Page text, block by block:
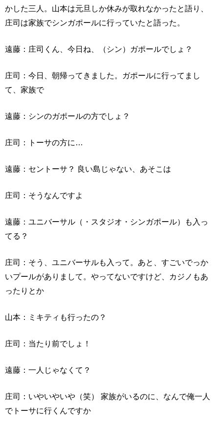
かした三人。山本は元旦しか休みが取れなかったと語り、
庄司は家族でシンガポールに行っていたと語った。
遠藤：庄司くん、今日ね、（シン）ガポールでしょ？
庄司：今日、朝帰ってきました。ガポールに行ってまし
て、家族で
遠藤：シンのガポールの方でしょ？
庄司：トーサの方に…
遠藤：セントーサ？ 良い島じゃない、あそこは
庄司：そうなんですよ
遠藤：ユニバーサル（・スタジオ・シンガポール）も入っ
てる？
庄司：そう、ユニバーサルも入って。あと、すごいでっか
いプールがありまして。やってないですけど、カジノもあ
ったりとか
山本：ミキティも行ったの？
庄司：当たり前でしょ！
遠藤：一人じゃなくて？
庄司：いやいやいや（笑） 家族がいるのに、なんで俺一人
でトーサに行くんですか